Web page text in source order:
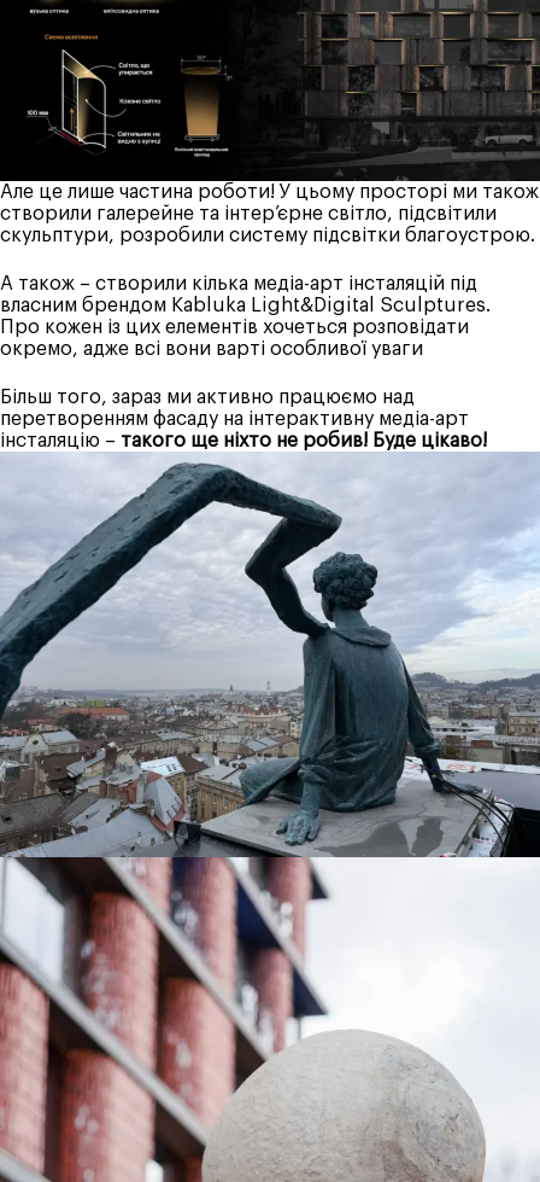
Але це лише частина роботи! У цьому просторі ми також
створили галерейне та інтер’єрне світло, підсвітили
скульптури, розробили систему підсвітки благоустрою.
А також – створили кілька медіа-арт інсталяцій під
власним брендом Kabluka Light&Digital Sculptures.
Про кожен із цих елементів хочеться розповідати
окремо, адже всі вони варті особливої уваги
Більш того, зараз ми активно працюємо над
перетворенням фасаду на інтерактивну медіа-арт
інсталяцію – такого ще ніхто не робив! Буде цікаво!